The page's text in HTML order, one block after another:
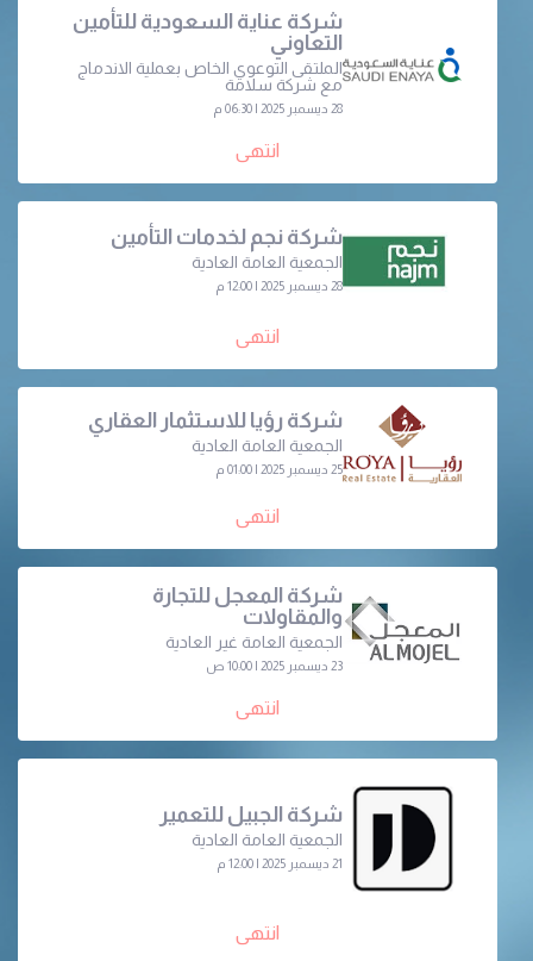
شركة عناية السعودية للتأمين
التعاوني
الملتقى التوعوي الخاص بعملية الاندماج
مع شركة سلامة
28 ديسمبر 2025 | 06:30 م
انتهى
شركة نجم لخدمات التأمين
الجمعية العامة العادية
28 ديسمبر 2025 | 12:00 م
انتهى
شركة رؤيا للاستثمار العقاري
الجمعية العامة العادية
25 ديسمبر 2025 | 01:00 م
انتهى
شركة المعجل للتجارة
والمقاولات
الجمعية العامة غير العادية
23 ديسمبر 2025 | 10:00 ص
انتهى
شركة الجبيل للتعمير
الجمعية العامة العادية
21 ديسمبر 2025 | 12:00 م
انتهى